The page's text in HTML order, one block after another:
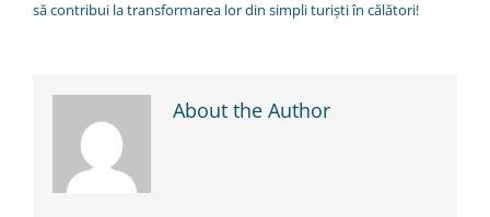
să contribui la transformarea lor din simpli turiști în călători!
About the Author